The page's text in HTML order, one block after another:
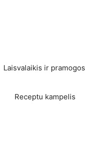
Laisvalaikis ir pramogos
Receptu kampelis